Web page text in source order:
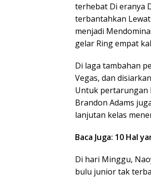
terhebat Di eranya
terbantahkan
menjadi
gelar Ring empat
Di laga tambahan
Vegas, dan
Untuk pertarungan
Brandon Adams
lanjutan kelas
Baca Juga: 10 Hal
Di hari Minggu,
bulu junior tak